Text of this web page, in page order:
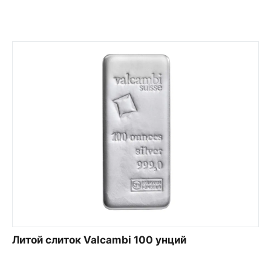
Литой слиток Valcambi 100 унций